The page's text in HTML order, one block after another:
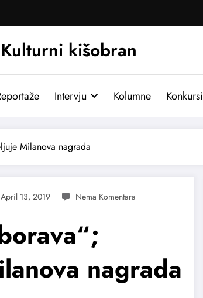
Kulturni kišobran
Intervju Kolumne Konkursi
Milanova nagrada
April 13, 2019
nagrada